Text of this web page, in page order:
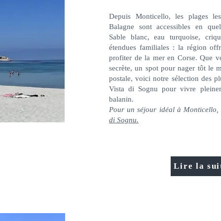
Depuis Monticello, les plages
Balagne sont accessibles en
Sable blanc, eau turquoise,
étendues familiales : la région
profiter de la mer en Corse. Que
secrète, un spot pour nager tôt le
postale, voici notre sélection des
Vista di Sognu pour vivre
balanin.
Pour un séjour idéal à
di Sognu.
Lire la